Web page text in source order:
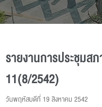
รายงานการประชุมส
11(8/2542)
วันพฤหัสบดีที่ 19 สิงหาคม 2542